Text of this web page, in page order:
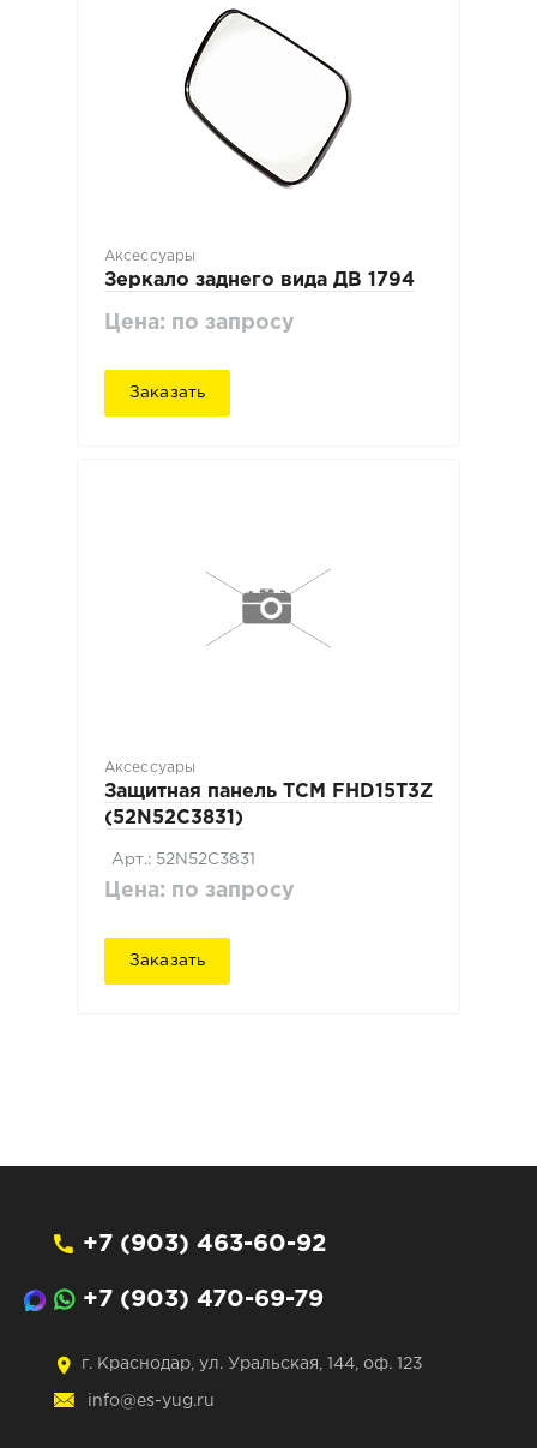
Аксессуары
Зеркало заднего вида ДВ 1794
Цена: по запросу
Заказать
Аксессуары
Защитная панель ТСМ FHD15T3Z
(52N52C3831)
Арт.: 52N52C3831
Цена: по запросу
Заказать
+7 (903) 463-60-92
+7 (903) 470-69-79
г. Краснодар, ул. Уральская, 144, оф. 123
info@es-yug.ru